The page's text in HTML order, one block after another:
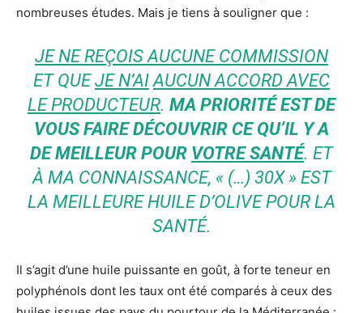
nombreuses études. Mais je tiens à souligner que :
JE NE REÇOIS AUCUNE COMMISSION
ET QUEJE N’AI AUCUN ACCORD AVEC
LE PRODUCTEUR. MA PRIORITÉ EST DE
VOUS FAIRE DÉCOUVRIR CE QU’IL Y A
DE MEILLEUR POUR VOTRE SANTÉ. ET
À MA CONNAISSANCE, « (…) 30X» EST
LA MEILLEURE HUILE D’OLIVE POUR LA
SANTÉ.
Il s’agit d’une huile puissante en goût, à forte teneur en
polyphénols dont les taux ont été comparés à ceux des